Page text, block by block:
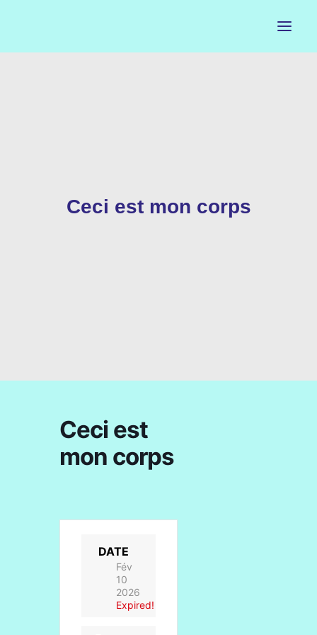
CALENDRIERCeci est mon corps
Ceci est
mon corps
DATE
Fév
10
2026
Expired!